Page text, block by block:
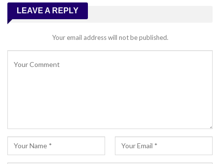
LEAVE A REPLY
Your email address will not be published.